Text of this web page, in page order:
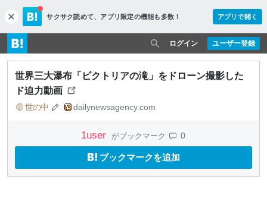
c
l
o
s
e
サクサク読めて、 アプリ限定の機能も多数！ アプリで開く
ユーザー登録
ログイン
世界三大瀑布「ビクトリアの滝」をドローン撮影した
ド迫力動画
世の中 dailynewsagency.com
1user がブックマーク 0
ブックマークを追加